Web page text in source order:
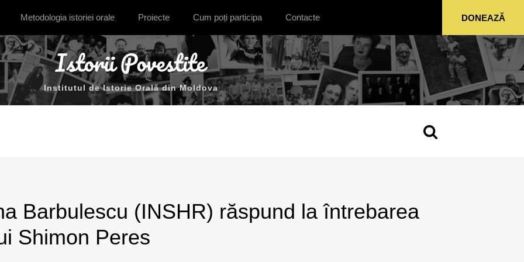
Metodologia istoriei orale Proiecte Cum poți participa Contacte DONEAZĂ
Institutul de Istorie Orală din Moldova
Barbulescu (INSHR) răspund la întrebarea
Shimon Peres